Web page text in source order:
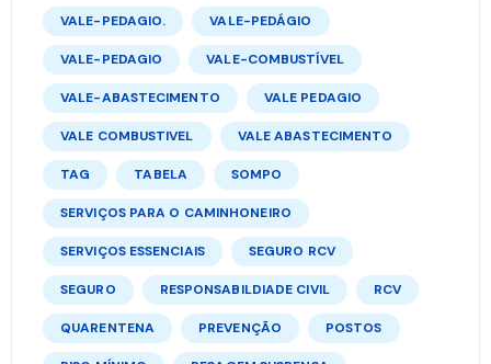
VALE-PEDAGIO. VALE-PEDÁGIO
VALE-PEDAGIO VALE-COMBUSTÍVEL
VALE-ABASTECIMENTO VALE PEDAGIO
VALE COMBUSTIVEL VALE ABASTECIMENTO
TAG TABELA SOMPO
SERVIÇOS PARA O CAMINHONEIRO
SERVIÇOS ESSENCIAIS SEGURO RCV
SEGURO RESPONSABILDIADE CIVIL RCV
QUARENTENA PREVENÇÃO POSTOS